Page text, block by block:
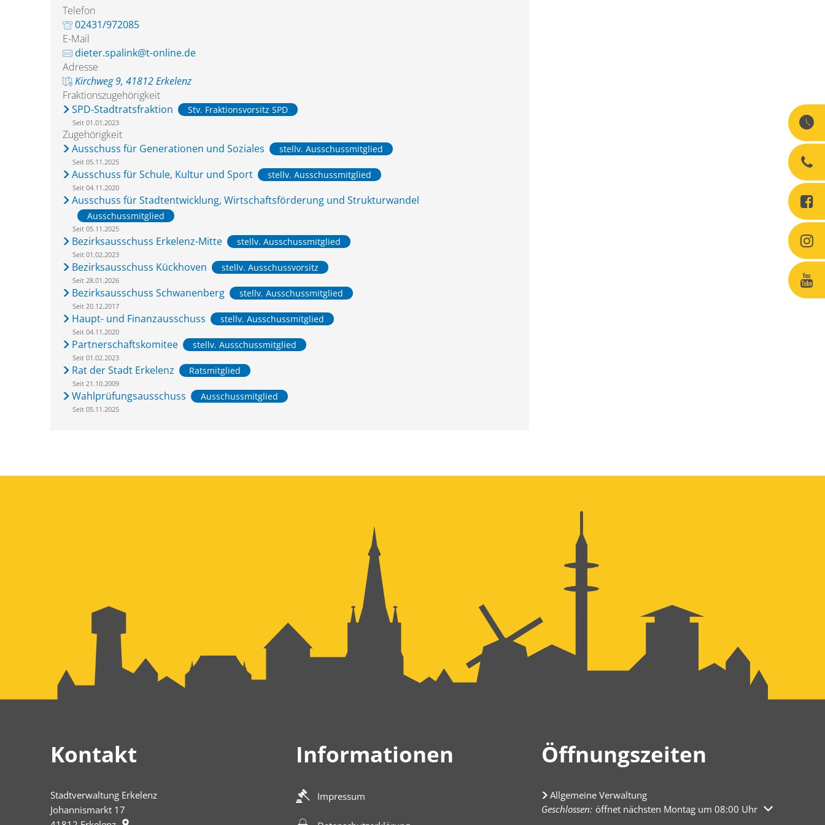
Telefon
02431/972085
E-Mail
dieter.spalink@t-online.de
Adresse
Kirchweg 9, 41812 Erkelenz
Fraktionszugehörigkeit
SPD-Stadtratsfraktion
Stv. Fraktionsvorsitz SPD
Seit 01.01.2023
Zugehörigkeit
Ausschuss für Generationen und Soziales
stellv. Ausschussmitglied
Seit 05.11.2025
Ausschuss für Schule, Kultur und Sport stellv. Ausschussmitglied
Seit 04.11.2020
Ausschuss für Stadtentwicklung, Wirtschaftsförderung und Strukturwandel
Ausschussmitglied
Seit 05.11.2025
Bezirksausschuss Erkelenz-Mitte stellv. Ausschussmitglied
Seit 01.02.2023
Bezirksausschuss Kückhoven stellv. Ausschussvorsitz
Seit 28.01.2026
Bezirksausschuss Schwanenberg stellv. Ausschussmitglied
Seit 20.12.2017
Haupt- und Finanzausschuss stellv. Ausschussmitglied
Seit 04.11.2020
Partnerschaftskomitee stellv. Ausschussmitglied
Seit 01.02.2023
Rat der Stadt Erkelenz Ratsmitglied
Seit 21.10.2009
Wahlprüfungsausschuss Ausschussmitglied
Seit 05.11.2025
Kontakt
Stadtverwaltung Erkelenz
Johannismarkt 17
Informationen
Impressum
Öffnungszeiten
Allgemeine Verwaltung
Klicken, um weitere Öffnungs- oder Schließzeiten auszublenden
Geschlossen: öffnet nächsten Montag um 08:00 Uhr